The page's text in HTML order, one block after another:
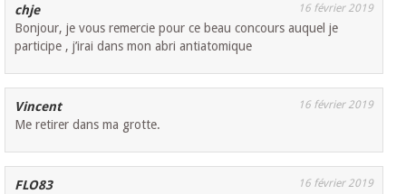
chje 16 février 2019
Bonjour, je vous remercie pour ce beau concours auquel je
participe , j’irai dans mon abri antiatomique
Vincent 16 février 2019
Me retirer dans ma grotte.
FLO83 16 février 2019